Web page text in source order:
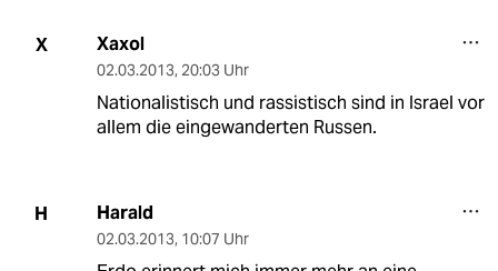
X Xaxol
02.03.2013, 20:03 Uhr
Nationalistisch und rassistisch sind in Israel vor
allem die eingewanderten Russen.
H Harald
02.03.2013, 10:07 Uhr